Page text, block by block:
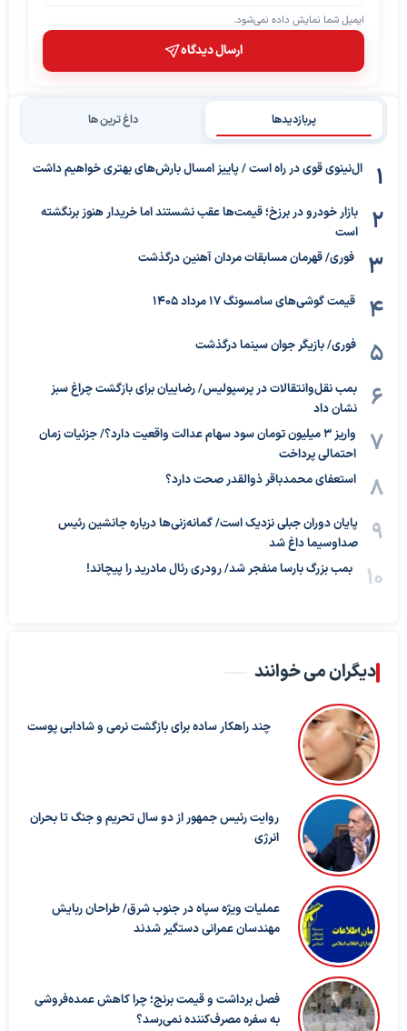
ایمیل شما نمایش داده نمی‌شود.
ارسال دیدگاه
پربازدیدها داغ ترین ها
ال‌نینوی قوی در راه است / پاییز امسال بارش‌های بهتری خواهیم داشت
بازار خودرو در برزخ؛ قیمت‌ها عقب نشستند اما خریدار هنوز برنگشته
است
فوری/ قهرمان مسابقات مردان آهنین درگذشت
قیمت گوشی‌های سامسونگ 17 مرداد 1405
فوری/ بازیگر جوان سینما درگذشت
بمب نقل‌وانتقالات در پرسپولیس/ رضاییان برای بازگشت چراغ سبز
نشان داد
واریز ۳ میلیون تومان سود سهام عدالت واقعیت دارد؟/ جزئیات زمان
احتمالی پرداخت
استعفای محمدباقر ذوالقدر صحت دارد؟
پایان دوران جبلی نزدیک است/ گمانه‌زنی‌ها درباره جانشین رئیس
صداوسیما داغ شد
بمب بزرگ بارسا منفجر شد/ رودری رئال مادرید را پیچاند!
دیگران می خوانند
چند راهکار ساده برای بازگشت نرمی و شادابی پوست
روایت رئیس جمهور از دو سال تحریم و جنگ تا بحران
انرژی
عملیات ویژه سپاه در جنوب شرق/ طراحان ربایش
مهندسان عمرانی دستگیر شدند
فصل برداشت و قیمت برنج؛ چرا کاهش عمده‌فروشی
به سفره مصرف‌کننده نمی‌رسد؟